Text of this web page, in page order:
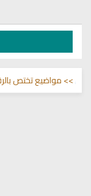
مواضيع تختص بالرقية